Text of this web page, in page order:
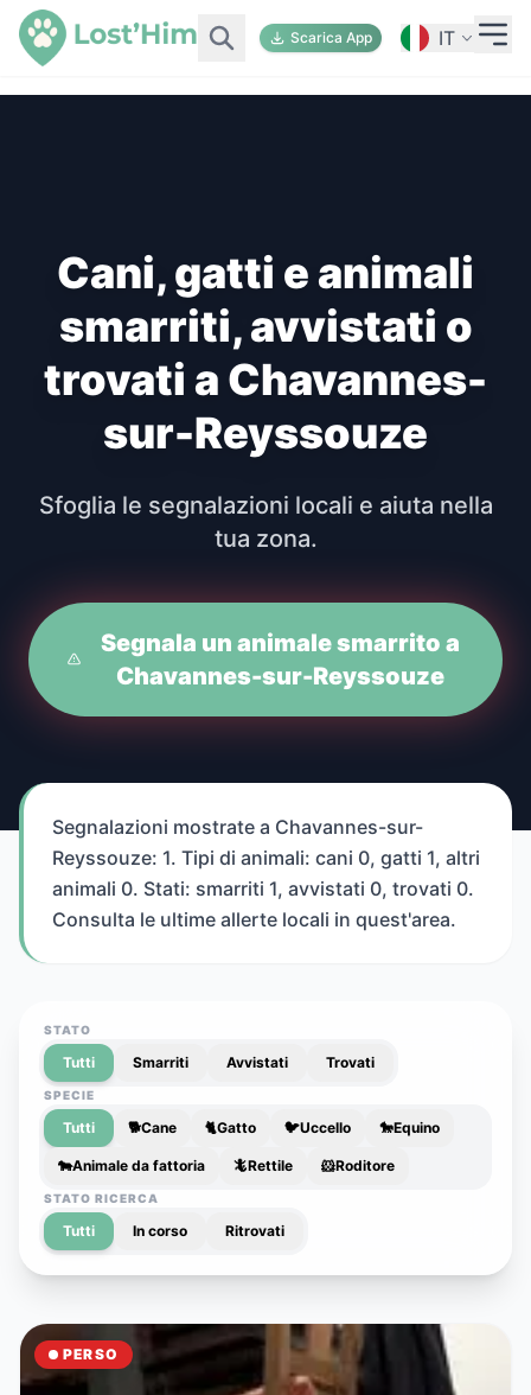
Scarica App IT
Cani, gatti e animali
smarriti, avvistati o
trovati a Chavannes-
sur-Reyssouze
Sfoglia le segnalazioni locali e aiuta nella
tua zona.
Segnala un animale smarrito a
Chavannes-sur-Reyssouze
Segnalazioni mostrate a Chavannes-sur-
Reyssouze: 1. Tipi di animali: cani 0, gatti 1, altri
animali 0. Stati: smarriti 1, avvistati 0, trovati 0.
Consulta le ultime allerte locali in quest'area.
STATO
Tutti Smarriti Avvistati Trovati
SPECIE
Tutti 🐕Cane 🐈Gatto 🐦Uccello 🐎Equino
🐄Animale da fattoria 🦎Rettile 🐹Roditore
STATO RICERCA
Tutti In corso Ritrovati
PERSO